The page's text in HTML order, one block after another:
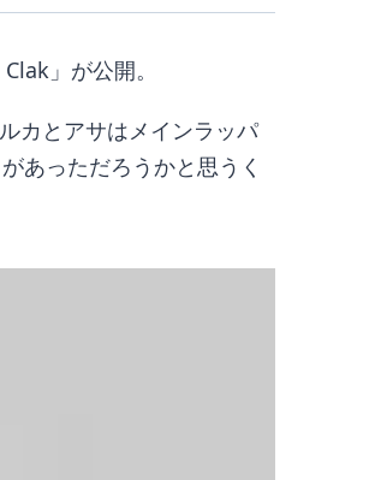
」が公開。
カとアサはメインラッパ
あっただろうかと思うく